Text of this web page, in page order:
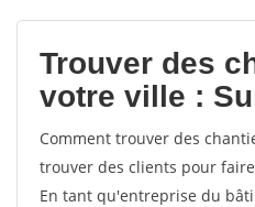
Trouver des
votre ville :
Comment trouver des
trouver des clients pour
En tant qu'entreprise du